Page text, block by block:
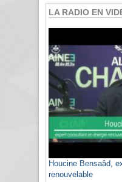
LA RADIO EN
Houcine Bensaâd,
renouvelable